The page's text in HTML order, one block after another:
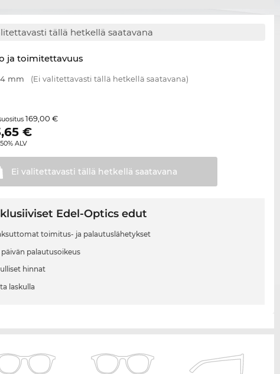
tällä hetkellä saatavana
ja toimitettavuus
mm (Ei valitettavasti tällä hetkellä saatavana)
169,00 €
€
ALV
Ei valitettavasti tällä hetkellä saatavana
Edel-Optics edut
toimitus- ja palautuslähetykset
päivän palautusoikeus
hinnat
laskulla